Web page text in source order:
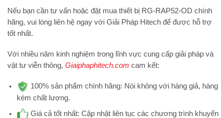
Nếu bạn cần tư vấn hoặc đặt mua thiết bị RG-RAP52-OD chính
hãng, vui lòng liên hệ ngay với Giải Pháp Hitech để được hỗ trợ
tốt nhất.
Với nhiều năm kinh nghiệm trong lĩnh vực cung cấp giải pháp và
vật tư viễn thông, Giaiphaphitech.com cam kết:
100% sản phẩm chính hãng: Nói không với hàng giả, hàng
kém chất lượng.
Giá cả tốt nhất: Cập nhật liên tục các chương trình khuyến